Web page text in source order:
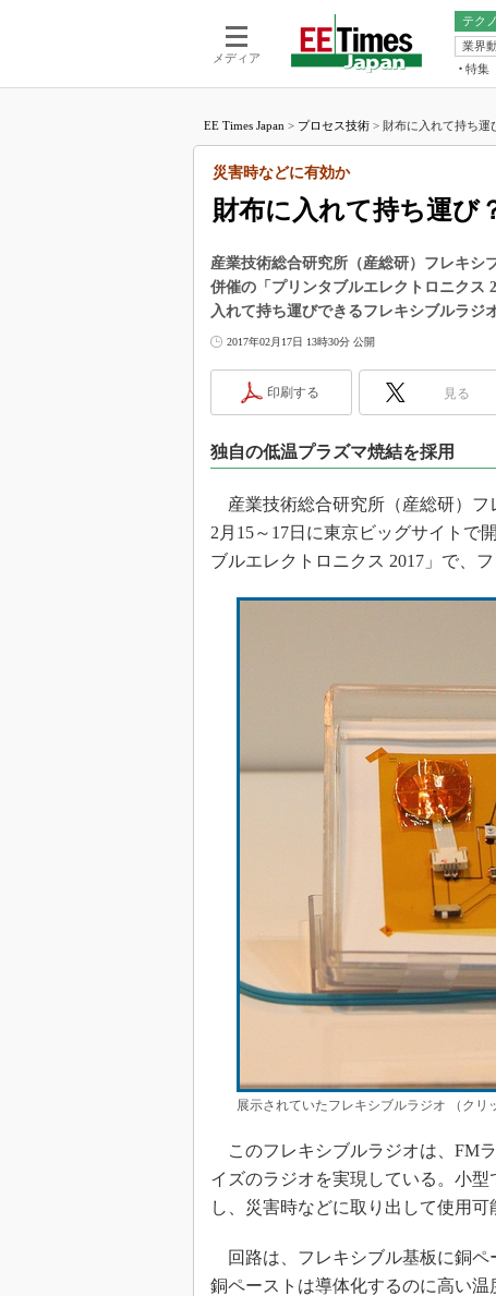
メディア
テク
電池／エネルギ
アナ
マ
業界
特集
福田昭の
大山聡の
リタイア
学漂流記
この10年
製品分解
光伝送技
“異端児
改革、執
ための新
EE Times Japan > プロセス技術 > 財布に入れて持ち運
財布に入れて持ち運び
災害時などに有効か
産業技術総合研究所（産総研）フレキシ
併催の「プリンタブルエレクトロニクス
入れて持ち運びできるフレキシブルラジ
2017年02月17日 13時30分 公開
印刷する 見る
独自の低温プラズマ焼結を採用
産業技術総合研究所（産総研）フ
2月15～17日に東京ビッグサイトで
ブルエレクトロニクス 2017」で、
展示されていたフレキシブルラジオ （クリ
このフレキシブルラジオは、FM
イズのラジオを実現している。小
し、災害時などに取り出して使用可
回路は、フレキシブル基板に銅ペ
銅ペーストは導体化するのに高い